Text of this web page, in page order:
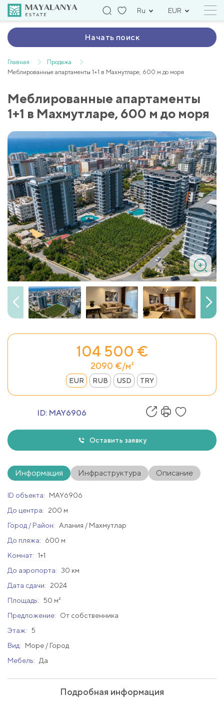
Ru EUR
Начать поиск
Главная
Продажа
Меблированные апартаменты 1+1 в Махмутларе, 600 м до моря
Меблированные апартаменты
1+1 в Махмутларе, 600 м до моря
104 500 €
2090 €/м²
EUR RUB USD TRY
ID: MAY6906
Оставить заявку
Информация Инфраструктура Описание
ID объекта:
MAY6906
До центра:
200 м
Город / Район:
Алания / Махмутлар
До пляжа:
600 м
Комнат: 1+1
До аэропорта:
30 км
Дата сдачи:
2024
Площадь:
50 м²
Предложение:
От собственника
Этаж:
5
Вид:
Море / Город
Мебель:
Да
Подробная информация